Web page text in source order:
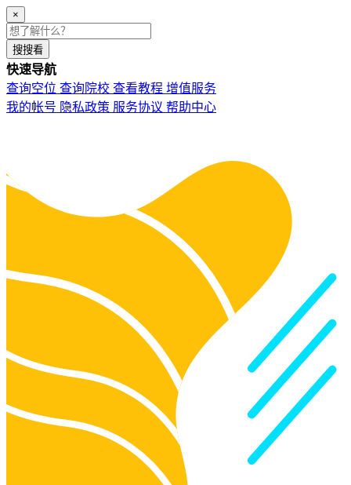
×
搜搜看
快速导航
查询空位 查询院校 查看教程 增值服务
我的帐号 隐私政策 服务协议 帮助中心